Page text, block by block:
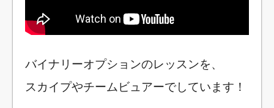
バイナリーオプションのレッスンを、
スカイプやチームビュアーでしています！